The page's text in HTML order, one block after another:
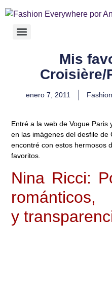
Mis
Croisière/
enero 7, 2011
Entré a la web de Vogue
en las imágenes del desfile de
encontré con estos hermosos
favoritos.
Nina Ricci:
y